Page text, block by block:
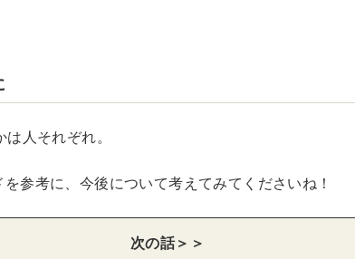
人それぞれ。
参考に、今後について考えてみてくださいね！
次の話＞＞